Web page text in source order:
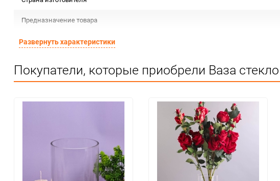
Предназначение товара
Сертификация
Минимальное количество
Количество в коробке
Развернуть характеристики
Покупатели, которые приобрели Ваза